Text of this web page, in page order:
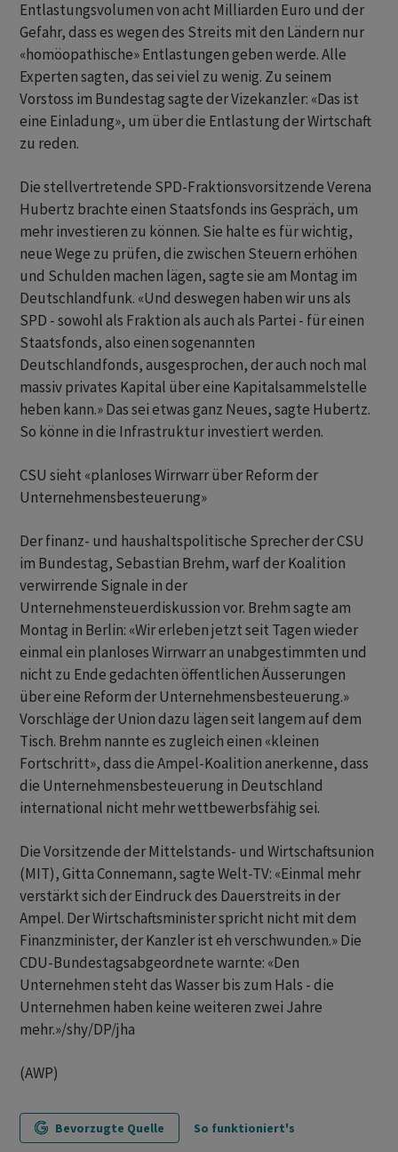
Entlastungsvolumen von acht Milliarden Euro und der
Gefahr, dass es wegen des Streits mit den Ländern nur
«homöopathische» Entlastungen geben werde. Alle
Experten sagten, das sei viel zu wenig. Zu seinem
Vorstoss im Bundestag sagte der Vizekanzler: «Das ist
eine Einladung», um über die Entlastung der Wirtschaft
zu reden.
Die stellvertretende SPD-Fraktionsvorsitzende Verena
Hubertz brachte einen Staatsfonds ins Gespräch, um
mehr investieren zu können. Sie halte es für wichtig,
neue Wege zu prüfen, die zwischen Steuern erhöhen
und Schulden machen lägen, sagte sie am Montag im
Deutschlandfunk. «Und deswegen haben wir uns als
SPD - sowohl als Fraktion als auch als Partei - für einen
Staatsfonds, also einen sogenannten
Deutschlandfonds, ausgesprochen, der auch noch mal
massiv privates Kapital über eine Kapitalsammelstelle
heben kann.» Das sei etwas ganz Neues, sagte Hubertz.
So könne in die Infrastruktur investiert werden.
CSU sieht «planloses Wirrwarr über Reform der
Unternehmensbesteuerung»
Der finanz- und haushaltspolitische Sprecher der CSU
im Bundestag, Sebastian Brehm, warf der Koalition
verwirrende Signale in der
Unternehmensteuerdiskussion vor. Brehm sagte am
Montag in Berlin: «Wir erleben jetzt seit Tagen wieder
einmal ein planloses Wirrwarr an unabgestimmten und
nicht zu Ende gedachten öffentlichen Äusserungen
über eine Reform der Unternehmensbesteuerung.»
Vorschläge der Union dazu lägen seit langem auf dem
Tisch. Brehm nannte es zugleich einen «kleinen
Fortschritt», dass die Ampel-Koalition anerkenne, dass
die Unternehmensbesteuerung in Deutschland
international nicht mehr wettbewerbsfähig sei.
Die Vorsitzende der Mittelstands- und Wirtschaftsunion
(MIT), Gitta Connemann, sagte Welt-TV: «Einmal mehr
verstärkt sich der Eindruck des Dauerstreits in der
Ampel. Der Wirtschaftsminister spricht nicht mit dem
Finanzminister, der Kanzler ist eh verschwunden.» Die
CDU-Bundestagsabgeordnete warnte: «Den
Unternehmen steht das Wasser bis zum Hals - die
Unternehmen haben keine weiteren zwei Jahre
mehr.»/shy/DP/jha
(AWP)
Bevorzugte Quelle So funktioniert's